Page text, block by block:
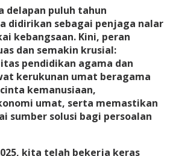
delapan puluh tahun
didirikan sebagai penjaga nalar
kebangsaan. Kini, peran
dan semakin krusial:
pendidikan agama dan
kerukunan umat beragama
kemanusiaan,
umat, serta memastikan
sumber solusi bagi persoalan
kita telah bekerja keras